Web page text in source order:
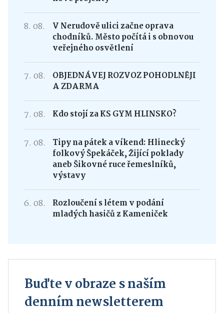
8. 08.
V Nerudově ulici začne oprava
chodníků. Město počítá i s obnovou
veřejného osvětlení
7. 08.
OBJEDNÁVEJ ROZVOZ POHODLNĚJI
A ZDARMA
7. 08. Kdo stojí za KS GYM HLINSKO?
7. 08.
Tipy na pátek a víkend: Hlinecký
folkový Špekáček, Žijící poklady
aneb Šikovné ruce řemeslníků,
výstavy
6. 08.
Rozloučení s létem v podání
mladých hasičů z Kameniček
Buďte v obraze s naším
denním newsletterem